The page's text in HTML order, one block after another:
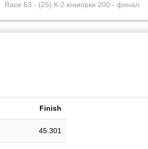
Race 63 - (25) К-2 юниорки 200 - финал
Finish
45.301